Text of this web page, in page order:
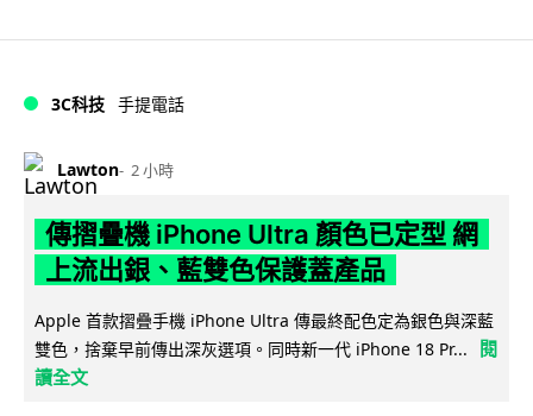
3C科技 手提電話
Lawton 2 小時
傳摺疊機 iPhone Ultra 顏色已定型 網
上流出銀、藍雙色保護蓋產品
Apple 首款摺疊手機 iPhone Ultra 傳最終配色定為銀色與深藍
雙色，捨棄早前傳出深灰選項。同時新一代 iPhone 18 Pr...
閱
讀全文